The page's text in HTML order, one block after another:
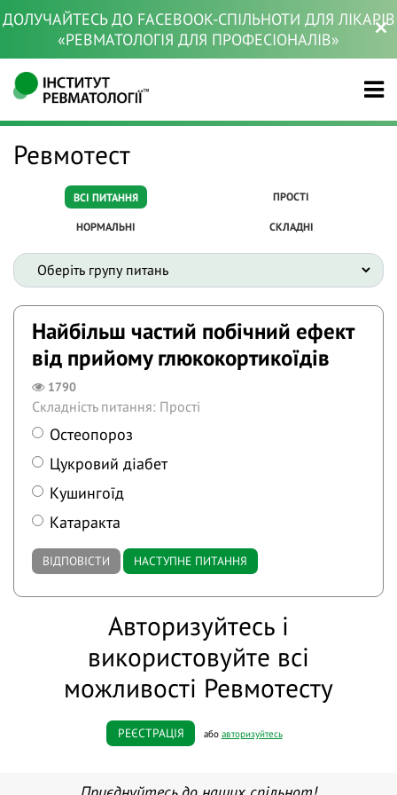
ДОЛУЧАЙТЕСЬ ДО FACEBOOK-СПІЛЬНОТИ ДЛЯ ЛІКАРІВ
«РЕВМАТОЛОГІЯ ДЛЯ ПРОФЕСІОНАЛІВ»
Ревмотест
ВСІ ПИТАННЯ ПРОСТІ
НОРМАЛЬНІ СКЛАДНІ
Найбільш частий побічний ефект
від прийому глюкокортикоїдів
1790
Складність питання: Прості
Остеопороз
Цукровий діабет
Кушингоїд
Катаракта
ВІДПОВІСТИ НАСТУПНЕ ПИТАННЯ
Авторизуйтесь і
використовуйте всі
можливості Ревмотесту
РЕЄСТРАЦІЯ або авторизуйтесь